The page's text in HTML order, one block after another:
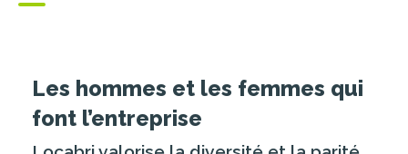
Les hommes et les femmes qui
font l’entreprise